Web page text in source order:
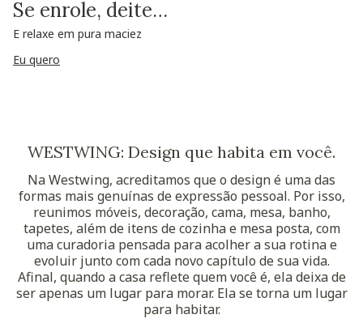
Se enrole, deite…
E relaxe em pura maciez
Eu quero
WESTWING: Design que habita em você.
Na Westwing, acreditamos que o design é uma das
formas mais genuínas de expressão pessoal. Por isso,
reunimos móveis, decoração, cama, mesa, banho,
tapetes, além de itens de cozinha e mesa posta, com
uma curadoria pensada para acolher a sua rotina e
evoluir junto com cada novo capítulo de sua vida.
Afinal, quando a casa reflete quem você é, ela deixa de
ser apenas um lugar para morar. Ela se torna um lugar
para habitar.